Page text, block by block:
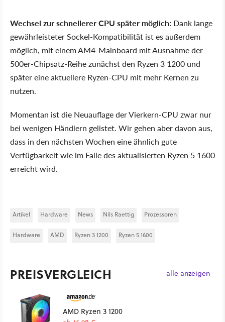
Wechsel zur schnellerer CPU später möglich: Dank lange
gewährleisteter Sockel-Kompatibilität ist es außerdem
möglich, mit einem AM4-Mainboard mit Ausnahme der
500er-Chipsatz-Reihe zunächst den Ryzen 3 1200 und
später eine aktuellere Ryzen-CPU mit mehr Kernen zu
nutzen.
Momentan ist die Neuauflage der Vierkern-CPU zwar nur
bei wenigen Händlern gelistet. Wir gehen aber davon aus,
dass in den nächsten Wochen eine ähnlich gute
Verfügbarkeit wie im Falle des aktualisierten Ryzen 5 1600
erreicht wird.
Artikel Hardware News Nils Raettig Prozessoren
Hardware AMD Ryzen 3 1200 Ryzen 5 1600
PREISVERGLEICH alle anzeigen
AMD Ryzen 3 1200